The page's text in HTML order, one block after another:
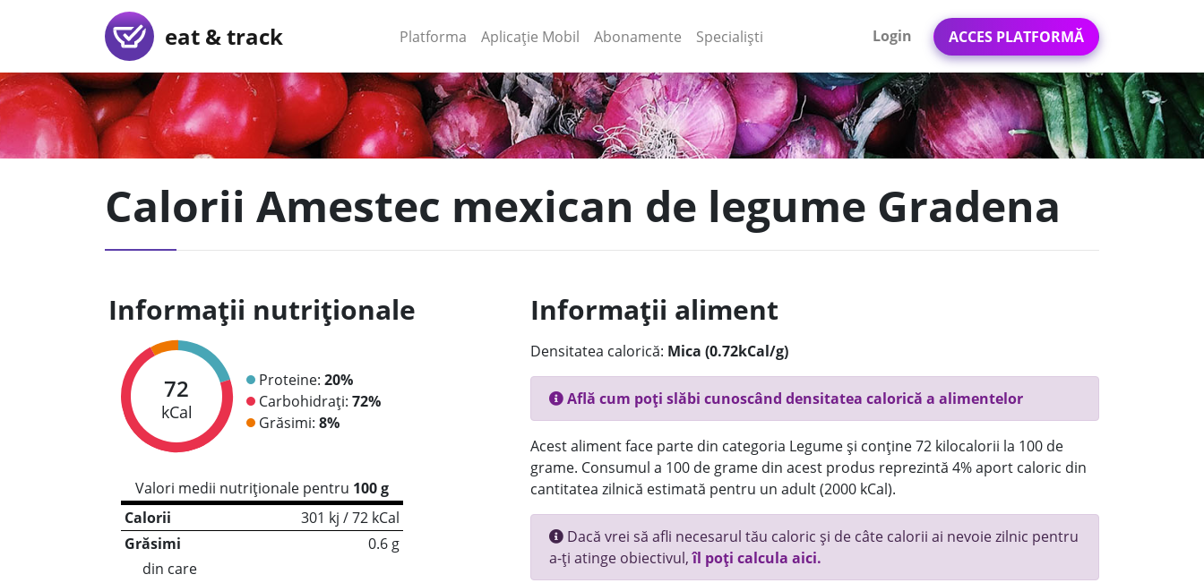
eat & track Platforma (current)
Aplicație Mobil (current)
Abonamente Specialiști Login ACCES PLATFORMĂ
Calorii Amestec mexican de legume Gradena
Informații nutriționale
72
kCal
Proteine: 20%
Carbohidrați: 72%
Grăsimi: 8%
Valori medii nutriționale pentru 100 g
Calorii
301 kj / 72 kCal
Grăsimi
0.6 g
din care
Informații aliment
Densitatea calorică: Mica (0.72kCal/g)
Află cum poți slăbi cunoscând densitatea calorică a alimentelor
Acest aliment face parte din categoria Legume și conține 72 kilocalorii la 100 de
grame. Consumul a 100 de grame din acest produs reprezintă 4% aport caloric din
cantitatea zilnică estimată pentru un adult (2000 kCal).
Dacă vrei să afli necesarul tău caloric și de câte calorii ai nevoie zilnic pentru
a-ți atinge obiectivul,îl poți calcula aici.